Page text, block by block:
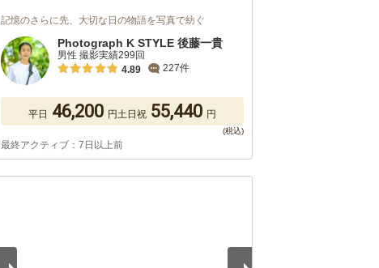
記憶のさらに先、大切な日の物語を写真で紡ぐ
Photograph K STYLE 後藤一貴
男性 撮影実績299回
4.89
227件
平日 46,200 円土日祝 55,440 円
最終アクティブ：7日以上前